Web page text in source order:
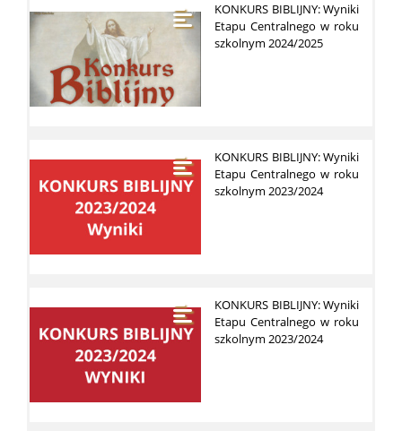
KONKURS BIBLIJNY: Wyniki
Etapu Centralnego w roku
szkolnym 2024/2025
KONKURS BIBLIJNY: Wyniki
Etapu Centralnego w roku
szkolnym 2023/2024
KONKURS BIBLIJNY: Wyniki
Etapu Centralnego w roku
szkolnym 2023/2024